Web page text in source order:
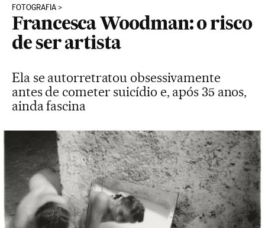
FOTOGRAFIA
Francesca Woodman: o risco
de ser artista
Ela se autorretratou obsessivamente
antes de cometer suicídio e, após 35 anos,
ainda fascina